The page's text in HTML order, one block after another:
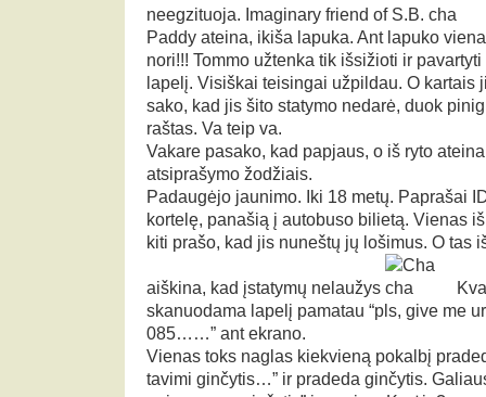
neegzituoja. Imaginary friend of S.B.
Paddy ateina, ikiša lapuka. Ant lapuko
nori!!! Tommo užtenka tik išsižioti ir
lapelį. Visiškai teisingai užpildau. O kartais
sako, kad jis šito statymo nedarė, duok
raštas. Va teip va.
Vakare pasako, kad papjaus, o iš ryto
atsiprašymo žodžiais.
Padaugėjo jaunimo. Iki 18 metų. Paprašai
kortelę, panašią į autobuso bilietą. Vienas
kiti prašo, kad jis nuneštų jų lošimus. O tas
aiškina, kad įstatymų nelaužys
skanuodama lapelį pamatau “pls, give me
085……” ant ekrano.
Vienas toks naglas kiekvieną pokalbį
tavimi ginčytis…” ir pradeda ginčytis.